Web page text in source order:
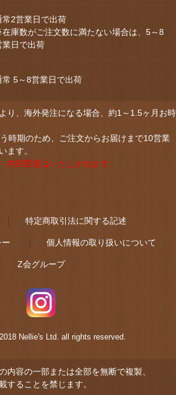
常2営業日で出荷
庫数がご注文数に満たない場合は、5～8
業日で出荷
常 5～8営業日で出荷
り、海外発注になる場合、約1～1.5ヶ月お時
時期のため、ご注文からお届けまで10営業
ます。
内容変更はいたしかねます。
特定商取引法に関する記述
個人情報の取り扱いについて
Z会グループ
Nellie's Ltd. all rights reserved.
内容の一部または全部を無断で複製、
することを禁じます。